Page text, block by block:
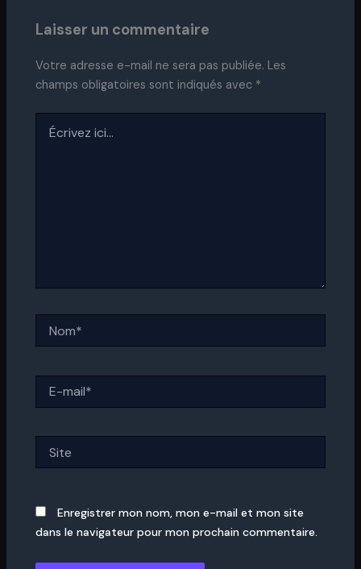
Laisser un commentaire
Votre adresse e-mail ne sera pas publiée. Les
champs obligatoires sont indiqués avec *
ici…
mail*
Enregistrer mon nom, mon e-mail et mon site
dans le navigateur pour mon prochain commentaire.